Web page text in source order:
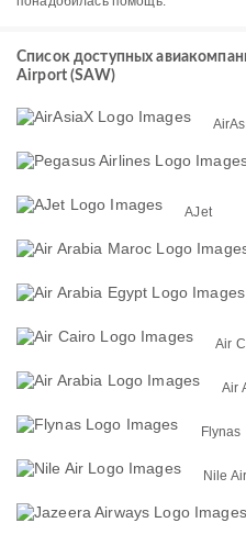
Список доступных
Airport (SAW)
AJet
Air
Air
Flynas
Nile Air